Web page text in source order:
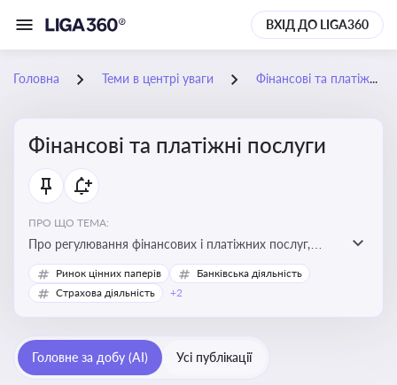
ВХІД ДО LIGA360
Головна Теми в центрі уваги Фінансові та платіжні послуги
Фінансові та платіжні послуги
ПРО ЩО ТЕМА:
Про регулювання фінансових і платіжних послуг,
управління коштами, приймання платежів та
дотримання ліцензійних вимог
Ринок цінних паперів
Банківська діяльність
Страхова діяльність
+2
Головне за добу (AI) Усі публікації